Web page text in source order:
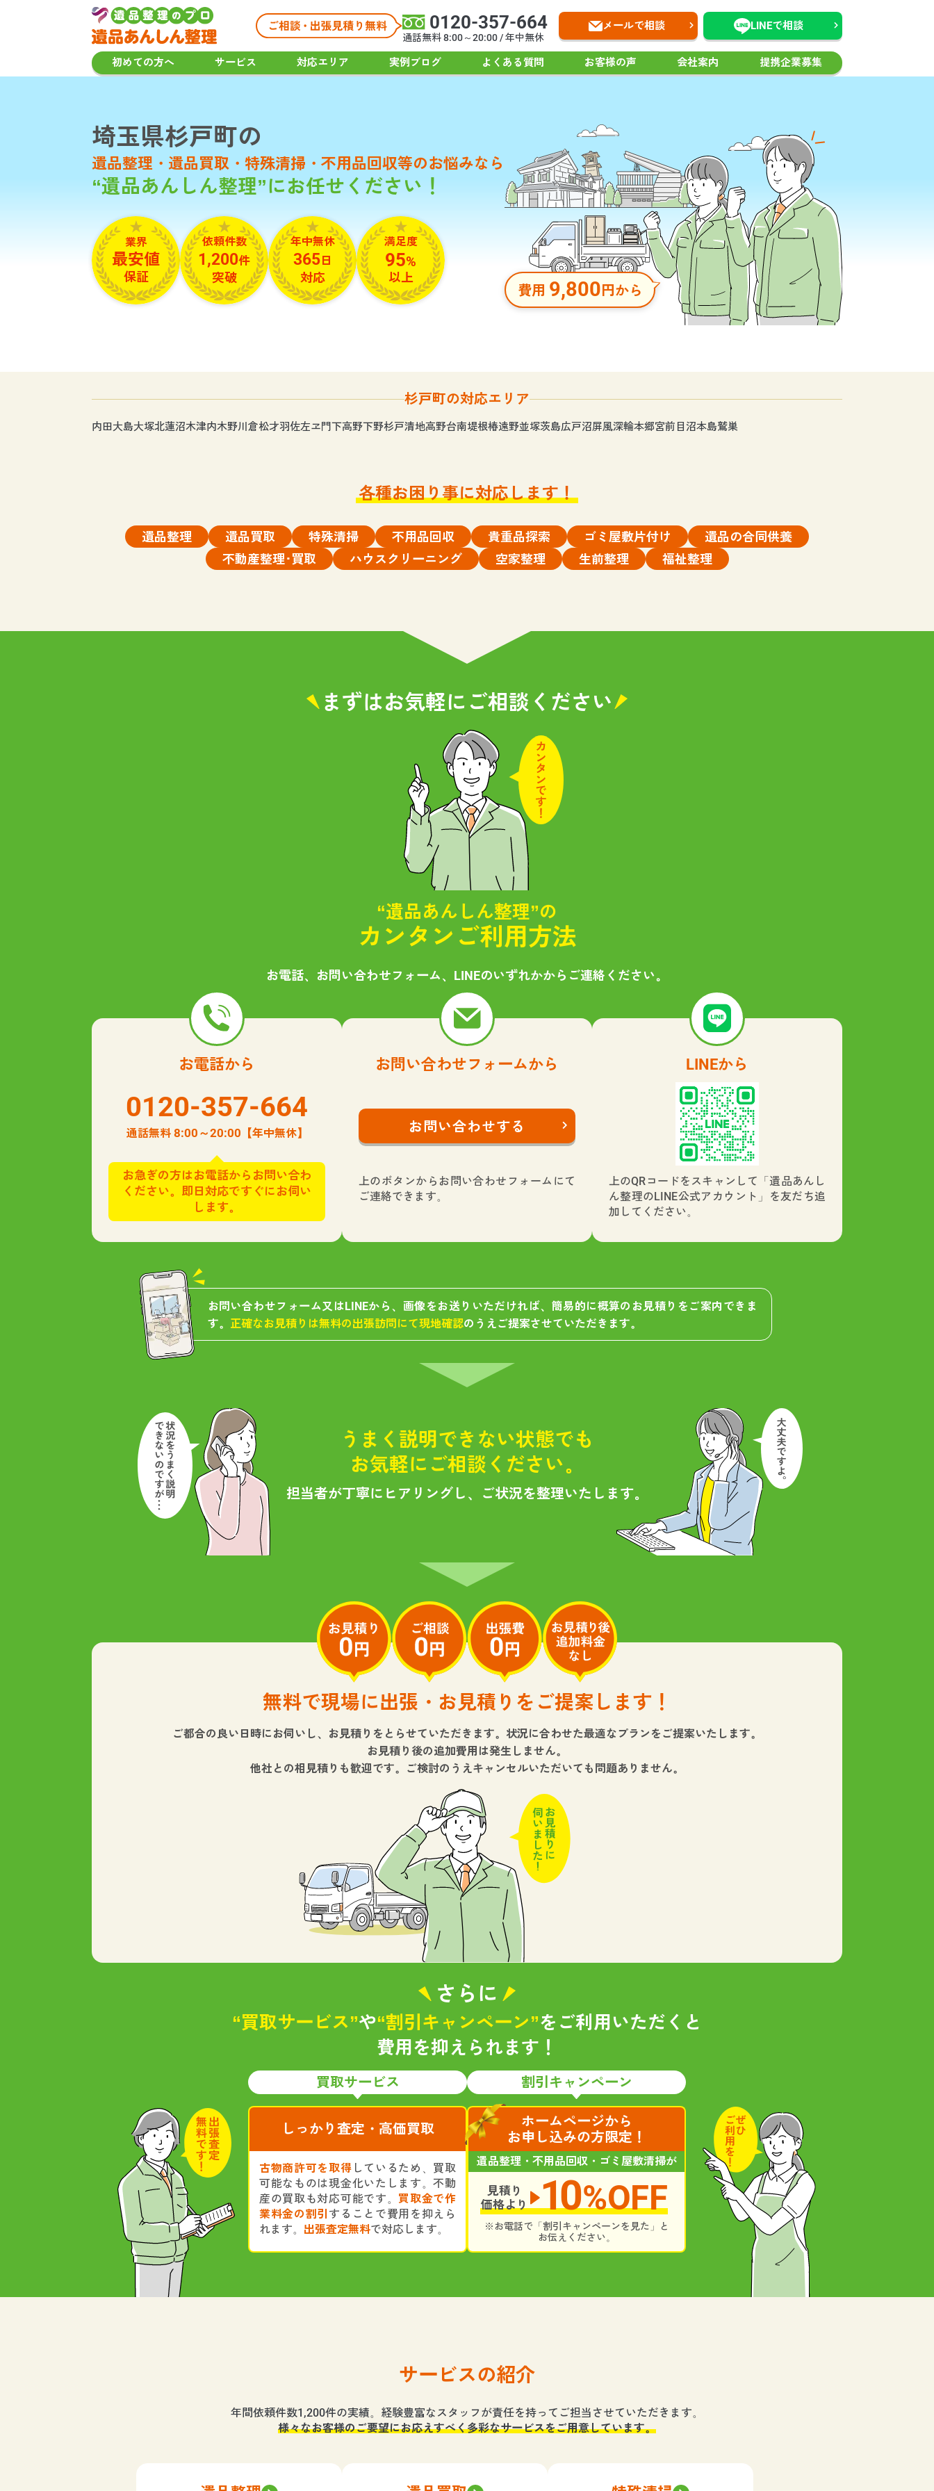
0120-357-664
通話無料 8:00～20:00 / 年中無休
メールで相談 LINEで相談
初めての方へ サービス 対応エリア 実例ブログ よくある質問 お客様の声 会社案内 提携企業募集
埼玉県杉戸町の
遺品整理・遺品買取・ 特殊清掃・不用品回収等のお悩みなら
“遺品あんしん整理”にお任せください！
費用 9,800 円から
業界
最安値
保証
依頼件数
1,200件
突破
年中無休
365日
対応
満足度
95%
以上
杉戸町の対応エリア
内田大島大塚北蓮沼木津内木野川 倉松才羽佐左ヱ門下高野下野杉戸清地高野台南堤根椿遠野並塚茨島広戸沼屏風深輪本郷宮前 目沼本島鷲巣
各種お困り事に対応します！
遺品整理 遺品買取 特殊清掃 不用品回収 貴重品探索 ゴミ屋敷片付け
遺品の合同供養
不動産整理･買取
ハウスクリーニング 空家整理 生前整理 福祉整理
まずはお気軽に ご相談ください
“遺品あんしん整理”の
カンタンご利用方法
お電話、お問い合わせフォーム、LINEのいずれかからご連絡ください。
お電話から
0120-357-664
通話無料 8:00～20:00 【年中無休】
お急ぎの方はお電話からお問い合わ
ください。即日対応ですぐにお伺い
します。
お問い合わせフォームから
お問い合わせする
上のボタンからお問い合わせフォームにて
ご連絡できます。
LINEから
上のQRコードをスキャンして「遺品あんし
ん整理のLINE公式アカウント」を友だち追
加してください。
お問い合わせフォーム又はLINEから、画像をお送りいただければ、簡易的に概算のお見積りをご案内できま
す。 正確なお見積りは無料の出張訪問にて現地確認のうえご提案させていただきます。
うまく説明できない状態でも
お気軽にご相談ください。
担当者が丁寧にヒアリングし、ご状況を整理いたします。
無料で現場に出張・お見積りをご提案します！
ご都合の良い日時にお伺いし、お見積りをとらせていただきます。状況に合わせた最適なプランをご提案いたします。
お見積り後の追加費用は発生しません。
他社との相見積りも歓迎です。ご検討のうえキャンセルいただいても問題ありません。
さらに
“買取サービス”や“割引キャンペーン”をご利用いただくと
費用を抑えられます！
買取サービス
しっかり査定・高価買取
古物商許可を取得 しているため、買取
可能なものは現金化いたします。不動
産の買取も対応可能です。 買取金で作
業料金の割引 することで費用を抑えら
れます。 出張査定無料で対応します。
割引キャンペーン
ホームページから
お申し込みの方限定！
遺品整理・不用品回収・ゴミ屋敷清掃が
見積り
価格より
10%OFF
※お電話で「割引キャンペーンを見た」と
お伝えください。
サービスの紹介
年間依頼件数1,200件の実績。経験豊富なスタッフが責任を持ってご担当させていただきます。
様々なお客様のご要望にお応えすべく多彩なサービスをご用意しています。